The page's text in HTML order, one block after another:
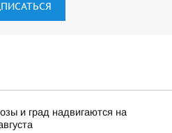
и град надвигаются на